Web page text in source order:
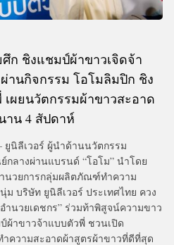
ก ชิงแชมป์ผ้าขาวเจิดจ้า
านกิจกรรม โอโมลิมปิก ชิง
ผยนวัตกรรมผ้าขาวสะอาด
าน 4 สัปดาห์
ยูนิลีเวอร์ ผู้นำด้านนวัตกรรม
ลางผ่านแบรนด์ “โอโม” นำโดย
นวยการกลุ่มผลิตภัณฑ์ทำความ
บริษัท ยูนิลีเวอร์ ประเทศไทย ควง
ำนวยเดชกร” ร่วมท้าพิสูจน์ความขาว
ผ้าขาวจ้าแบบตัวพี่ ชวนเปิด
วามสะอาดผ้าสูตรผ้าขาวที่ดีที่สุด